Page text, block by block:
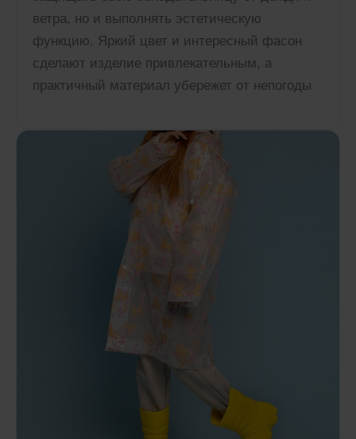
ветра, но и выполнять эстетическую
функцию. Яркий цвет и интересный фасон
сделают изделие привлекательным, а
практичный материал убережет от непогоды